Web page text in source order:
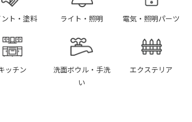
ト・塗料 ライト・照明 電気・照明パーツ
ッチン
洗面ボウル・手洗
い
エクステリア